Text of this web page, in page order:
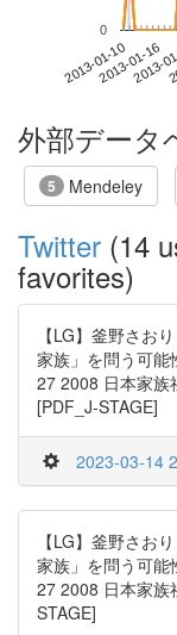
2013-01-102013-01-16
2013-
0
外部データ
5 Mendeley
Twitter (14
favorites)
【LG】釜野さお
家族」を問う可
27 2008 日本家族
[PDF_J-STAGE]
2023-03-14
【LG】釜野さお
家族」を問う可
27 2008 日本家族
STAGE]